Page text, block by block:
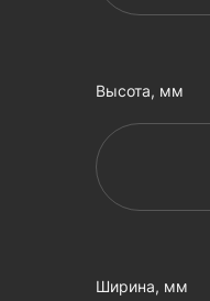
Высота, мм
Ширина, мм